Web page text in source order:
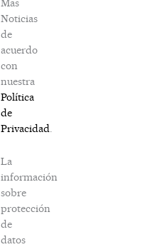
Mas
Noticias
de
acuerdo
con
nuestra
Política
de
Privacidad
La
información
sobre
protección
de
datos